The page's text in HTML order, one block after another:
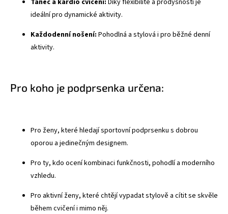
Tanec a kardio cvičení: Díky flexibilitě a prodyšnosti je
ideální pro dynamické aktivity.
Každodenní nošení: Pohodlná a stylová i pro běžné denní
aktivity.
Pro koho je podprsenka určena:
Pro ženy, které hledají sportovní podprsenku s dobrou
oporou a jedinečným designem.
Pro ty, kdo ocení kombinaci funkčnosti, pohodlí a moderního
vzhledu.
Pro aktivní ženy, které chtějí vypadat stylově a cítit se skvěle
během cvičení i mimo něj.